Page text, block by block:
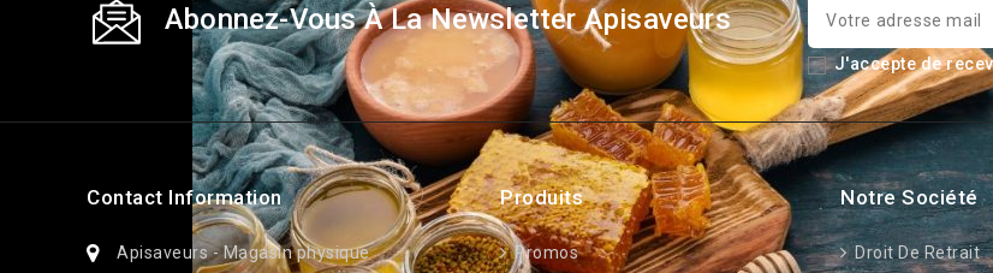
Abonnez-Vous À La Newsletter Apisaveurs
J'accepte de
Contact Information
Apisaveurs - Magasin physique
Produits
Promos
Notre Société
Droit De Retrait